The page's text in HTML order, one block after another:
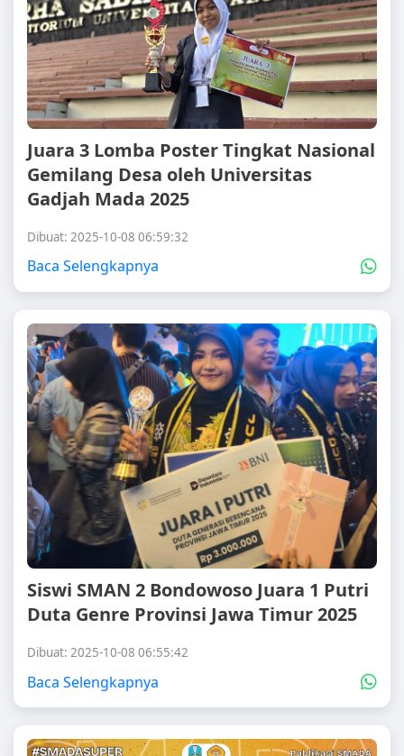
Juara 3 Lomba Poster Tingkat Nasional
Gemilang Desa oleh Universitas
Gadjah Mada 2025
Dibuat: 2025-10-08 06:59:32
Baca Selengkapnya
Siswi SMAN 2 Bondowoso Juara 1 Putri
Duta Genre Provinsi Jawa Timur 2025
Dibuat: 2025-10-08 06:55:42
Baca Selengkapnya